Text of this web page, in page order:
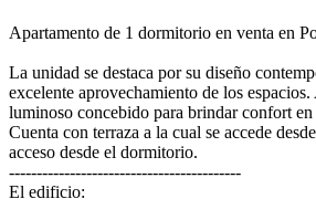
Apartamento de 1 dormitorio en venta en
La unidad se destaca por su diseño
excelente aprovechamiento de los
luminoso concebido para brindar confort en
Cuenta con terraza a la cual se accede
acceso desde el dormitorio.
------------------------------------------
El edificio: